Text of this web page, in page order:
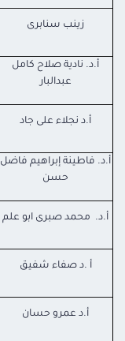
زينب سنابرى
أ.د. نادية صلاح كامل
عبدالبار
أ.د نجلاء على جاد
أ.د. فاطينة إبراهيم فاضل
حسن
أ.د. محمد صبرى ابو علم
أ .د صفاء شفيق
أ.د عمرو حسان